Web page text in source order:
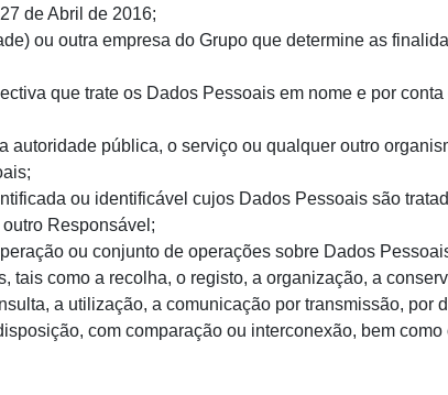
de Abril de 2016;
ou outra empresa do Grupo que determine as
que trate os Dados Pessoais em nome e por conta
autoridade pública, o serviço ou qualquer outro
ou identificável cujos Dados Pessoais são
Responsável;
ou conjunto de operações sobre Dados
tais como a recolha, o registo, a organização, a
a utilização, a comunicação por transmissão, por
com comparação ou interconexão, bem como